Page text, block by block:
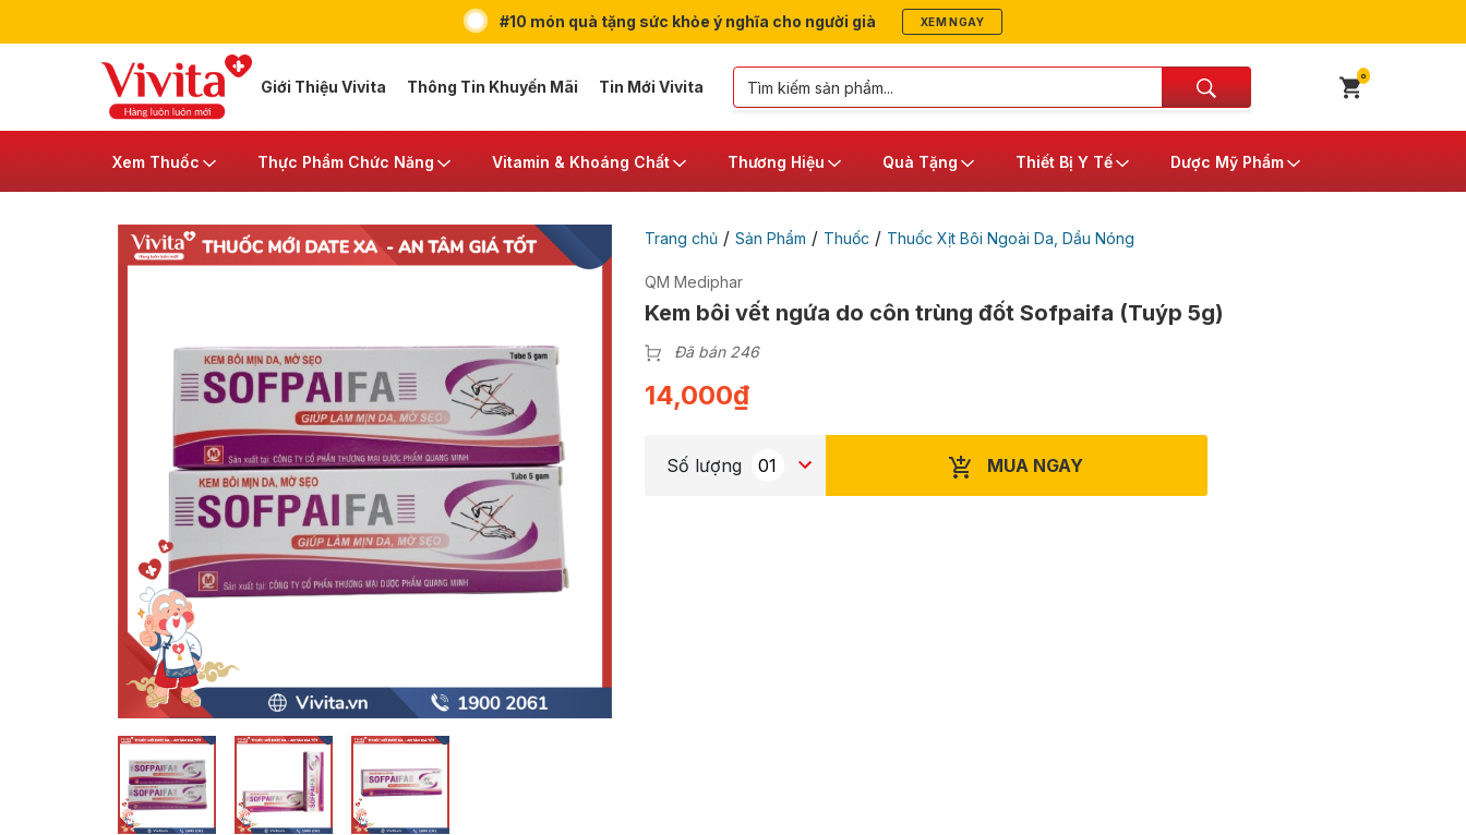
#10 món quà tặng sức khỏe ý nghĩa cho người già XEM NGAY
Giới Thiệu Vivita Thông Tin Khuyến Mãi Tin Mới Vivita
0
Xem Thuốc Thực Phẩm Chức Năng Vitamin & Khoáng Chất Thương Hiệu Quà Tặng Thiết Bị Y Tế Dược Mỹ Phẩm
Trang chủ/ Sản Phẩm / Thuốc / Thuốc Xịt Bôi Ngoài Da, Dầu Nóng
QM Mediphar
Kem bôi vết ngứa do côn trùng đốt Sofpaifa (Tuýp 5g)
Đã bán 246
14,000₫
Số lượng MUA NGAY